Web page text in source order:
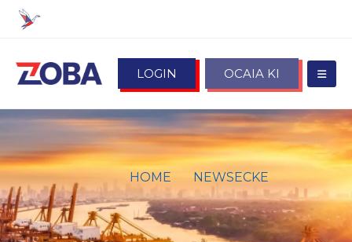
LOGIN OCAIA KI
HOME
NEWSECKE
GEMEINSAMES
VERSANDVERFAHREN:
GUIDANCE ZUM